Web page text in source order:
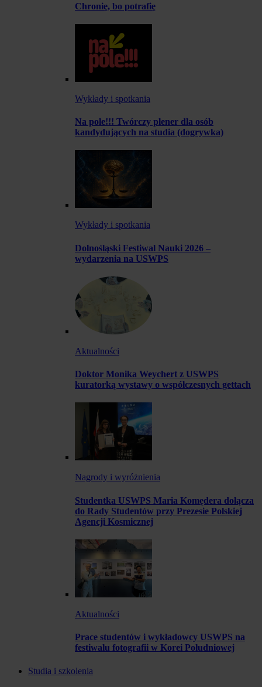
Chronię, bo potrafię
Wykłady i spotkania
Na pole!!! Twórczy plener dla osób
kandydujących na studia (dogrywka)
Wykłady i spotkania
Dolnośląski Festiwal Nauki 2026 –
wydarzenia na USWPS
Aktualności
Doktor Monika Weychert z USWPS
kuratorką wystawy o współczesnych gettach
Nagrody i wyróżnienia
Studentka USWPS Maria Komędera dołącza
do Rady Studentów przy Prezesie Polskiej
Agencji Kosmicznej
Aktualności
Prace studentów i wykładowcy USWPS na
festiwalu fotografii w Korei Południowej
Studia i szkolenia